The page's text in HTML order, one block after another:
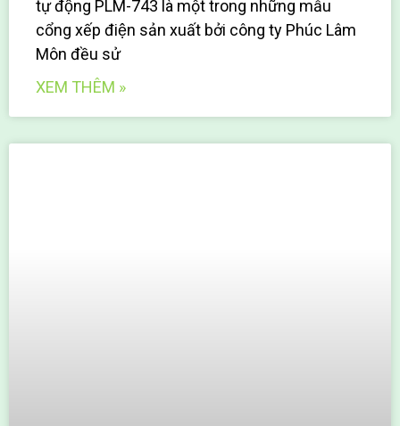
tự động PLM-743 là một trong những mẫu
cổng xếp điện sản xuất bởi công ty Phúc Lâm
Môn đều sử
XEM THÊM »